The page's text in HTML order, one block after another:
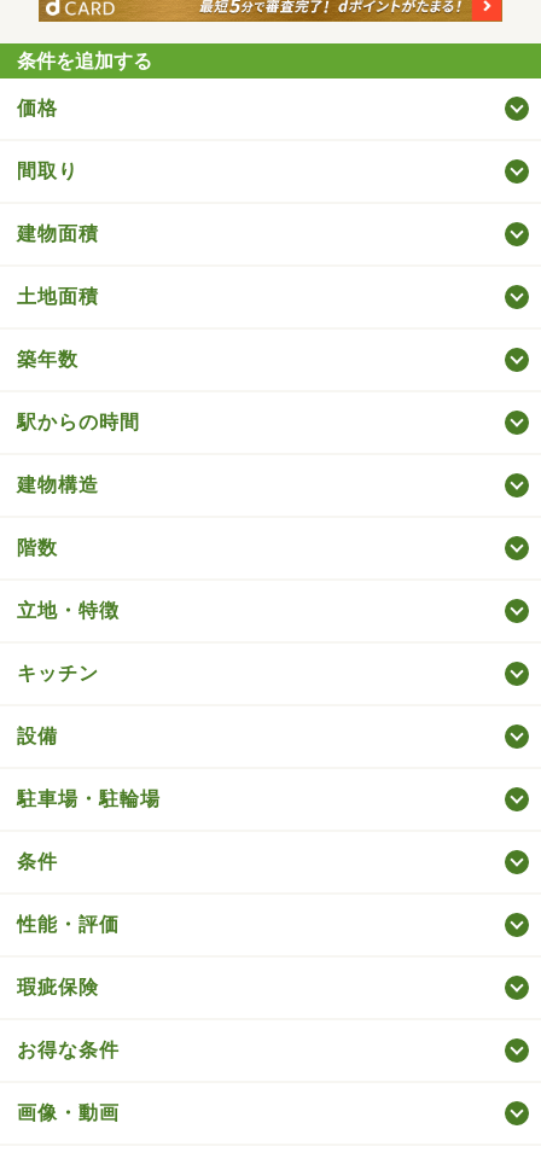
条件を追加する
価格
間取り
建物面積
土地面積
築年数
駅からの時間
建物構造
階数
立地・特徴
キッチン
設備
駐車場・駐輪場
条件
性能・評価
瑕疵保険
お得な条件
画像・動画